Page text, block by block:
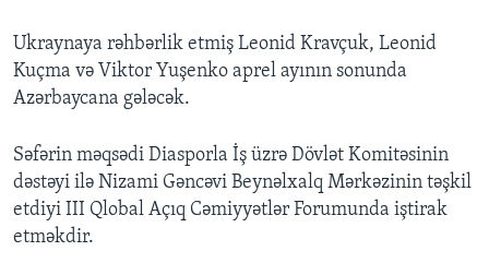
Ukraynaya rəhbərlik etmiş Leonid Kravçuk, Leonid
Kuçma və Viktor Yuşenko aprel ayının sonunda
Azərbaycana gələcək.
Səfərin məqsədi Diasporla İş üzrə Dövlət Komitəsinin
dəstəyi ilə Nizami Gəncəvi Beynəlxalq Mərkəzinin təşkil
etdiyi III Qlobal Açıq Cəmiyyətlər Forumunda iştirak
etməkdir.